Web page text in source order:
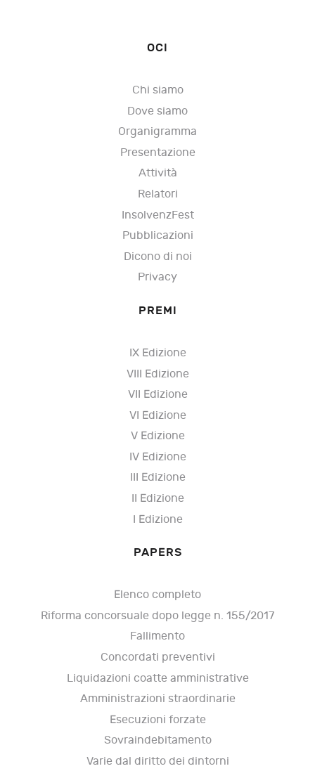
OCI
Chi siamo
Dove siamo
Organigramma
Presentazione
Attività
Relatori
InsolvenzFest
Pubblicazioni
Dicono di noi
Privacy
PREMI
IX Edizione
VIII Edizione
VII Edizione
VI Edizione
V Edizione
IV Edizione
III Edizione
II Edizione
I Edizione
PAPERS
Elenco completo
Riforma concorsuale dopo legge n. 155/2017
Fallimento
Concordati preventivi
Liquidazioni coatte amministrative
Amministrazioni straordinarie
Esecuzioni forzate
Sovraindebitamento
Varie dal diritto dei dintorni